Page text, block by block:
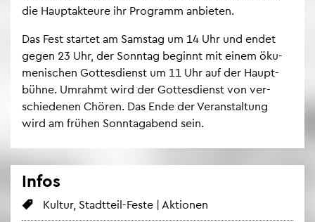
die Haupt­ak­teu­re ihr Pro­gramm an­bie­ten.
Das Fest star­tet am Sams­tag um 14 Uhr und endet
gegen 23 Uhr, der Sonn­tag be­ginnt mit einem öku­
me­ni­schen Got­tes­dienst um 11 Uhr auf der Haupt­
büh­ne. Um­rahmt wird der Got­tes­dienst von ver­
schie­de­nen Chö­ren. Das Ende der Ver­an­stal­tung
wird am frü­hen Sonn­tag­abend sein.
Infos
Kul­tur, Stadt­teil-Feste | Ak­tio­nen